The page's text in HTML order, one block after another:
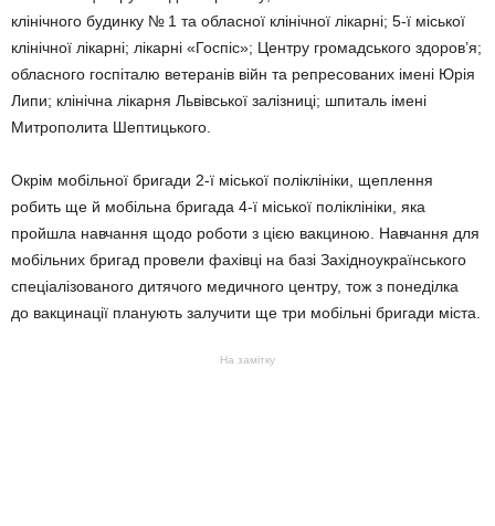
клінічного будинку № 1 та обласної клінічної лікарні; 5-ї міської
клінічної лікарні; лікарні «Госпіс»; Центру громадського здоров’я;
обласного госпіталю ветеранів війн та репресованих імені Юрія
Липи; клінічна лікарня Львівської залізниці; шпиталь імені
Митрополита Шептицького.
Окрім мобільної бригади 2-ї міської поліклініки, щеплення
робить ще й мобільна бригада 4-ї міської поліклініки, яка
пройшла навчання щодо роботи з цією вакциною. Навчання для
мобільних бригад провели фахівці на базі Західноукраїнського
спеціалізованого дитячого медичного центру, тож з понеділка
до вакцинації планують залучити ще три мобільні бригади міста.
На замітку